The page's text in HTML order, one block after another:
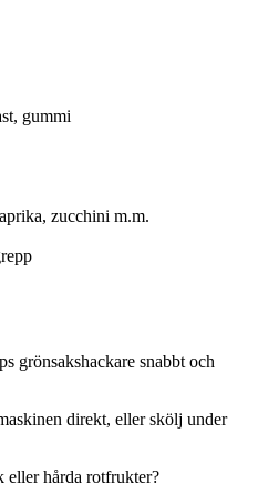
gummi
zucchini m.m.
grönsakshackare snabbt och
direkt, eller skölj under
hårda rotfrukter?